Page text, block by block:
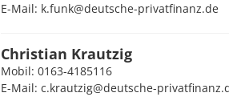
E-Mail: k.funk@deutsche-privatfinanz.de
Christian Krautzig
Mobil: 0163-4185116
E-Mail: c.krautzig@deutsche-